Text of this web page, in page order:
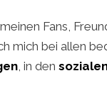
Fans,
mich bei allen
, in den